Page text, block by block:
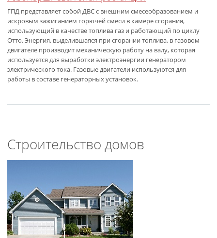
ГПД представляет собой ДВС с внешним смесеобразованием и
искровым зажиганием горючей смеси в камере сгорания,
использующий в качестве топлива газ и работающий по циклу
Отто. Энергия, выделившаяся при сгорании топлива, в газовом
двигателе производит механическую работу на валу, которая
используется для выработки электроэнергии генератором
электрического тока. Газовые двигатели используются для
работы в составе генераторных установок.
Строительство домов